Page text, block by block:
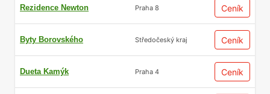
Rezidence Newton Praha 8 Ceník
Byty Borovského Středočeský kraj Ceník
Dueta Kamýk Praha 4 Ceník